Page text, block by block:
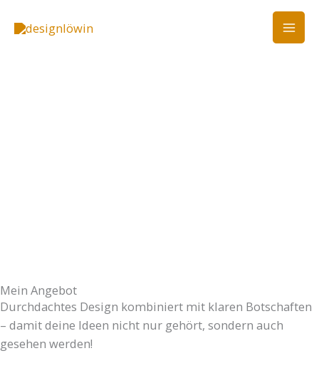
Inhalt
Mein Angebot
Durchdachtes Design kombiniert mit klaren Botschaften
– damit deine Ideen nicht nur gehört, sondern auch
gesehen werden!